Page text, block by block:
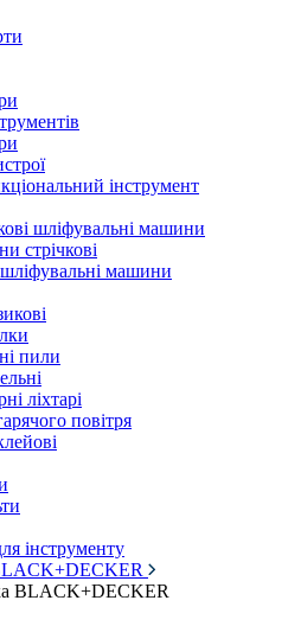
інструмент
шліфувальні машини
стрічкові
шліфувальні машини
пили
ліхтарі
повітря
інструменту
BLACK+DECKER